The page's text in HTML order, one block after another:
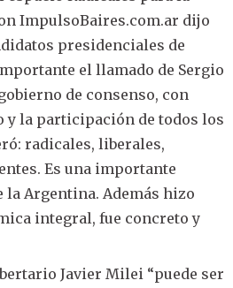
ImpulsoBaires.com.ar dijo
presidenciales de
el llamado de Sergio
de consenso, con
y la participación de todos los
radicales, liberales,
Es una importante
Argentina. Además hizo
integral, fue concreto y
Javier Milei “puede ser